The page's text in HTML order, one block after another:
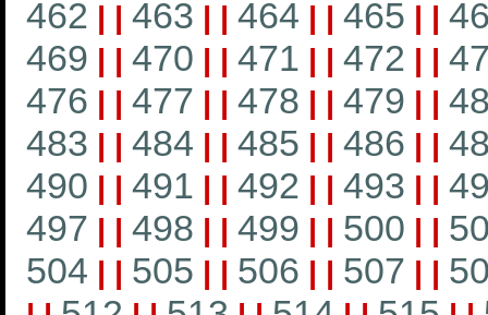
462 | | 463 | | 464 | | 465 | |
469 | | 470 | | 471 | | 472 | |
476 | | 477 | | 478 | | 479 | |
483 | | 484 | | 485 | | 486 | |
490 | | 491 | | 492 | | 493 | |
497 | | 498 | | 499 | | 500 | |
504 | | 505 | | 506 | | 507 | |